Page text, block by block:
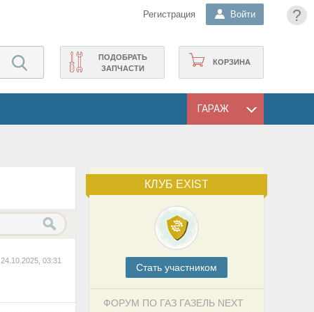
?
Регистрация Войти
КОРЗИНА
ПОДОБРАТЬ
ЗАПЧАСТИ
ГАРАЖ
КЛУБ EXIST
Cтать участником
ФОРУМ ПО ГАЗ ГАЗЕЛЬ NEXT
24.10.2025, 03:31